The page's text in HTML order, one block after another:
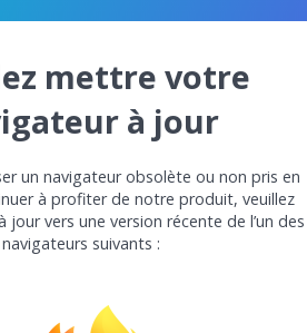
mettre votre
à jour
un navigateur obsolète ou non pris en
à profiter de notre produit, veuillez
jour vers une version récente de l’un des
navigateurs suivants :